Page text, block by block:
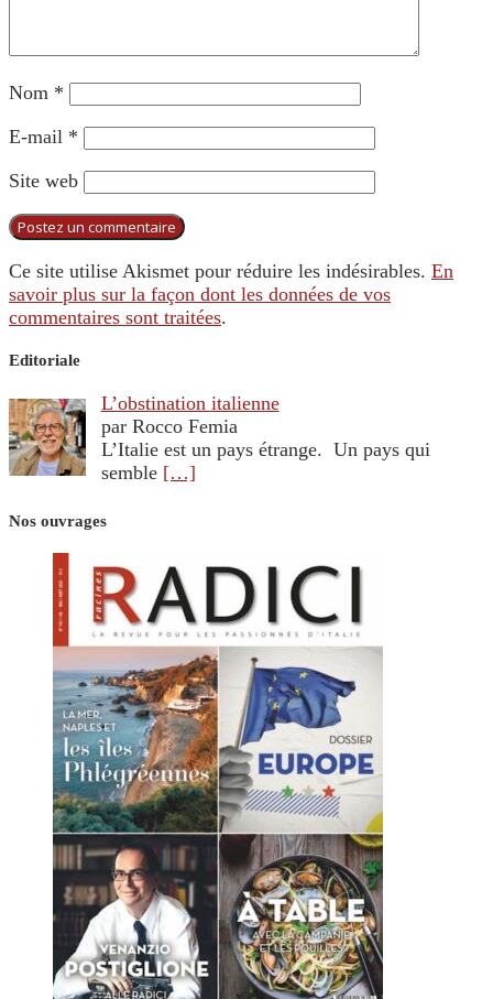
Nom *
E-mail *
Site web
Ce site utilise Akismet pour réduire les indésirables. En
savoir plus sur la façon dont les données de vos
commentaires sont traitées.
Editoriale
L’obstination italienne
par Rocco Femia
L’Italie est un pays étrange. Un pays qui
semble […]
Nos ouvrages